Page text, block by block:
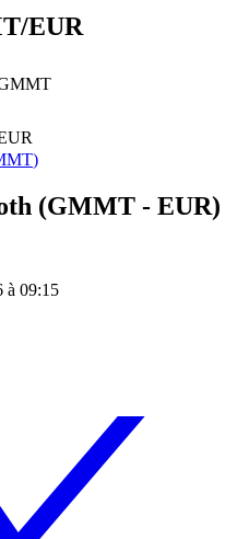
/EUR
)
(GMMT - EUR)
à 09:15